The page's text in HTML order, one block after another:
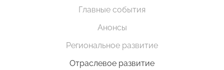
Главные события
Анонсы
Региональное развитие
Отраслевое развитие